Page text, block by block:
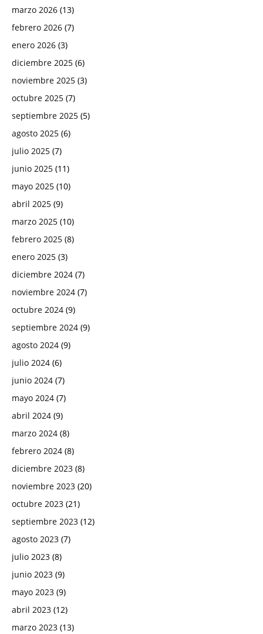
marzo 2026 (13)
febrero 2026 (7)
enero 2026 (3)
diciembre 2025 (6)
noviembre 2025 (3)
octubre 2025 (7)
septiembre 2025 (5)
agosto 2025 (6)
julio 2025 (7)
junio 2025 (11)
mayo 2025 (10)
abril 2025 (9)
marzo 2025 (10)
febrero 2025 (8)
enero 2025 (3)
diciembre 2024 (7)
noviembre 2024 (7)
octubre 2024 (9)
septiembre 2024 (9)
agosto 2024 (9)
julio 2024 (6)
junio 2024 (7)
mayo 2024 (7)
abril 2024 (9)
marzo 2024 (8)
febrero 2024 (8)
diciembre 2023 (8)
noviembre 2023 (20)
octubre 2023 (21)
septiembre 2023 (12)
agosto 2023 (7)
julio 2023 (8)
junio 2023 (9)
mayo 2023 (9)
abril 2023 (12)
marzo 2023 (13)